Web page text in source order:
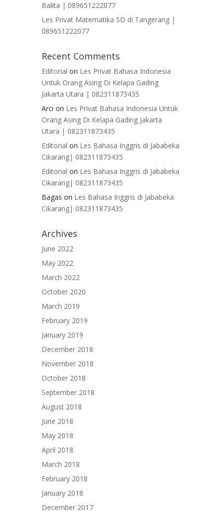
Balita | 089651222077
Les Privat Matematika SD di Tangerang |
089651222077
Recent Comments
Editorial on Les Privat Bahasa Indonesia
Untuk Orang Asing Di Kelapa Gading
Jakarta Utara | 082311873435
Arci on Les Privat Bahasa Indonesia Untuk
Orang Asing Di Kelapa Gading Jakarta
Utara | 082311873435
Editorial on Les Bahasa Inggris di Jababeka
Cikarang| 082311873435
Editorial on Les Bahasa Inggris di Jababeka
Cikarang| 082311873435
Bagas on Les Bahasa Inggris di Jababeka
Cikarang| 082311873435
Archives
June 2022
May 2022
March 2022
October 2020
March 2019
February 2019
January 2019
December 2018
November 2018
October 2018
September 2018
August 2018
June 2018
May 2018
April 2018
March 2018
February 2018
January 2018
December 2017